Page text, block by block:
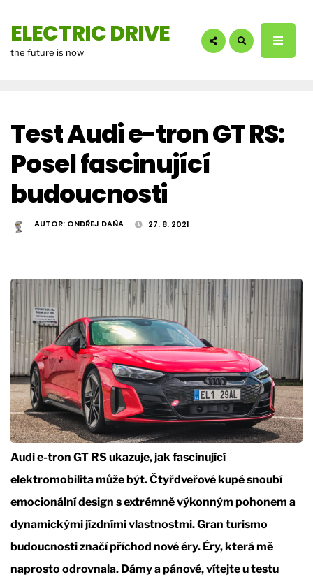
ELECTRIC DRIVE
the future is now
Test Audi e-tron GT RS:
Posel fascinující
budoucnosti
AUTOR: ONDŘEJ DAŇA 27. 8. 2021
Audi e-tron GT RS ukazuje, jak fascinující
elektromobilita může být. Čtyřdveřové kupé snoubí
emocionální design s extrémně výkonným pohonem a
dynamickými jízdními vlastnostmi. Gran turismo
budoucnosti značí příchod nové éry. Éry, která mě
naprosto odrovnala. Dámy a pánové, vítejte u testu